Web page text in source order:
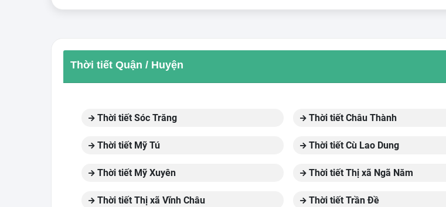
Thời tiết Quận / Huyện
Thời tiết Sóc Trăng Thời tiết Châu Thành
Thời tiết Mỹ Tú Thời tiết Cù Lao Dung
Thời tiết Mỹ Xuyên Thời tiết Thị xã Ngã Năm
Thời tiết Thị xã Vĩnh Châu Thời tiết Trần Đề